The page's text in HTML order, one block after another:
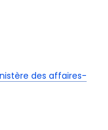
des affaires-